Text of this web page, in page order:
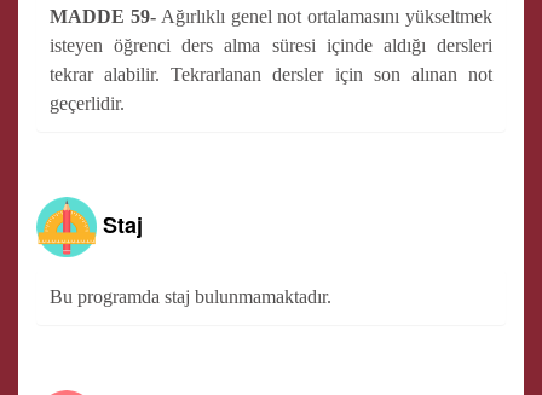
MADDE 59-Ağırlıklı genel not ortalamasını yükseltmek
isteyen öğrenci ders alma süresi içinde aldığı dersleri
tekrar alabilir. Tekrarlanan dersler için son alınan not
geçerlidir.
Staj
Bu programda staj bulunmamaktadır.